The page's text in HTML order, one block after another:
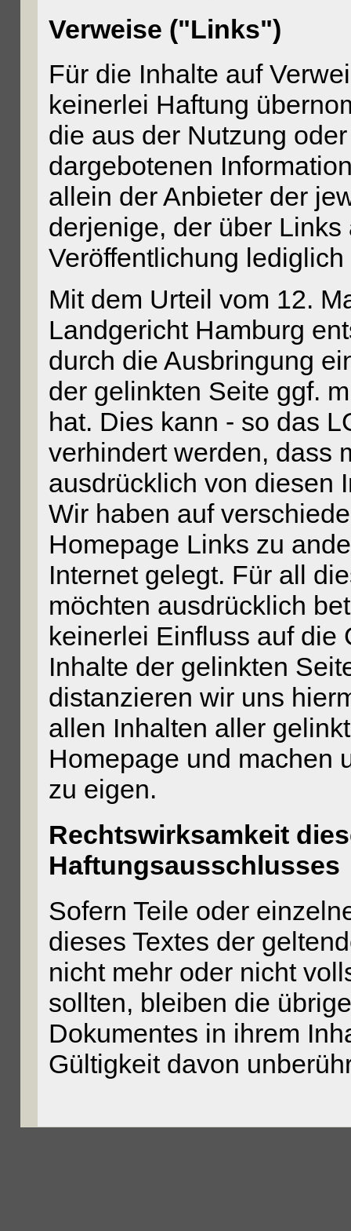
Verweise ("Links")
Für die Inhalte auf
keinerlei Haftung
die aus der Nutzung
dargebotenen
allein der Anbieter der
derjenige, der über
Veröffentlichung
Mit dem Urteil vom 12.
Landgericht Hamburg
durch die Ausbringung
der gelinkten Seite ggf.
hat. Dies kann - so das
verhindert werden, dass
ausdrücklich von diesen
Wir haben auf
Homepage Links zu
Internet gelegt. Für all
möchten ausdrücklich
keinerlei Einfluss auf die
Inhalte der gelinkten
distanzieren wir uns
allen Inhalten aller
Homepage und machen
zu eigen.
Rechtswirksamkeit
Haftungsausschlusses
Sofern Teile oder
dieses Textes der
nicht mehr oder nicht
sollten, bleiben die
Dokumentes in ihrem
Gültigkeit davon